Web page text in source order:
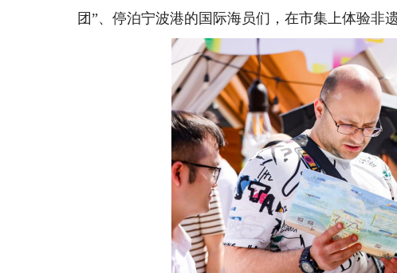
团”、停泊宁波港的国际海员们，在市集上体验非